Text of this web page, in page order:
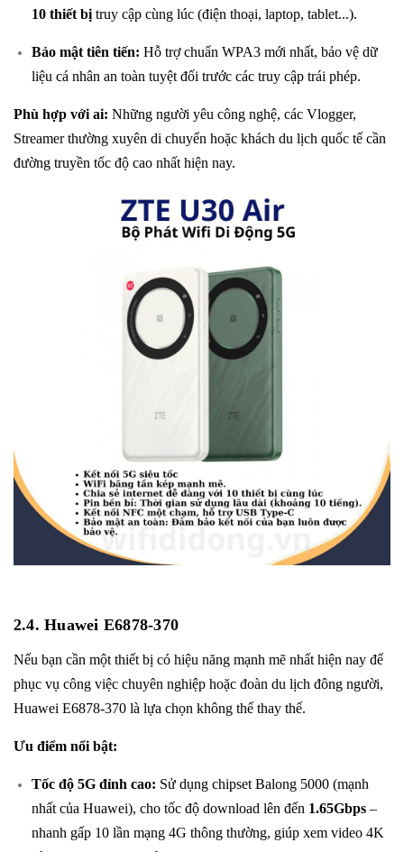
10 thiết bị truy cập cùng lúc (điện thoại, laptop, tablet...).
Bảo mật tiên tiến: Hỗ trợ chuẩn WPA3 mới nhất, bảo vệ dữ
liệu cá nhân an toàn tuyệt đối trước các truy cập trái phép.
Phù hợp với ai: Những người yêu công nghệ, các Vlogger,
Streamer thường xuyên di chuyển hoặc khách du lịch quốc tế cần
đường truyền tốc độ cao nhất hiện nay.
2.4.Huawei E6878-370
Nếu bạn cần một thiết bị có hiệu năng mạnh mẽ nhất hiện nay để
phục vụ công việc chuyên nghiệp hoặc đoàn du lịch đông người,
Huawei E6878-370 là lựa chọn không thể thay thế.
Ưu điểm nổi bật:
Tốc độ 5G đỉnh cao: Sử dụng chipset Balong 5000 (mạnh
nhất của Huawei), cho tốc độ download lên đến 1.65Gbps –
nhanh gấp 10 lần mạng 4G thông thường, giúp xem video 4K